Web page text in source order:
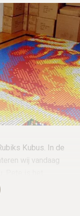
Kubus. In de
wij vandaag
met zijn
King